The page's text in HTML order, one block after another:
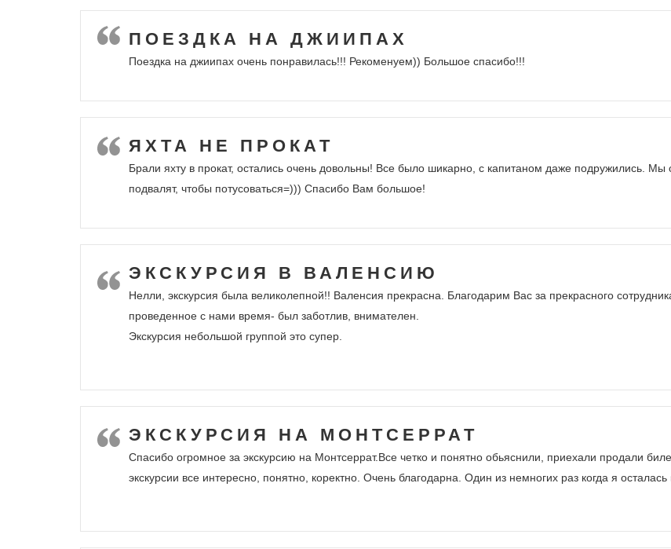
ПОЕЗДКА НА ДЖИИПАХ
Поездка на джиипах очень понравилась!!! Рекоменуем)) Большое спасибо!!!
ЯХТА НЕ ПРОКАТ
Брали яхту в прокат, остались очень довольны! Все было шикарно, с капитаном даже подружились.
подвалят, чтобы потусоваться=))) Спасибо Вам большое!
ЭКСКУРСИЯ В ВАЛЕНСИЮ
Нелли, экскурсия была великолепной!! Валенсия прекрасна. Благодарим Вас за прекрасного
проведенное с нами время- был заботлив, внимателен.
Экскурсия небольшой группой это супер.
ЭКСКУРСИЯ НА МОНТСЕРРАТ
Спасибо огромное за экскурсию на Монтсеррат.Все четко и понятно обьяснили, приехали продали
экскурсии все интересно, понятно, коректно. Очень благодарна. Один из немногих раз когда я